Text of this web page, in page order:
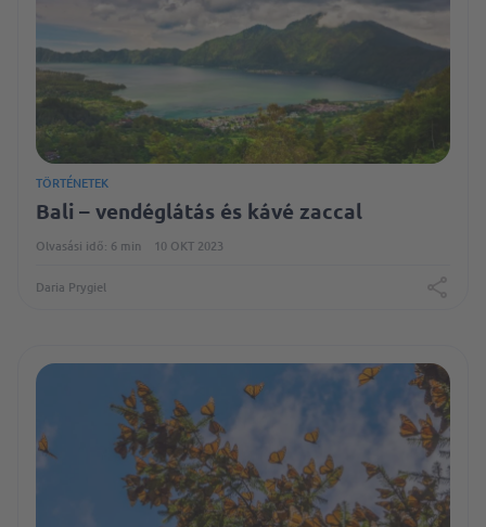
TÖRTÉNETEK
Bali – vendéglátás és kávé zaccal
Olvasási idő: 6 min 10 OKT 2023
Daria Prygiel